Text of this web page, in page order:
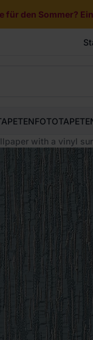
für den Sommer?
with a vinyl